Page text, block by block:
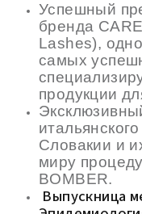
Успешный
бренда
Lashes),
самых
продукции
Словакии и
миру
BOMBER.
Выпускница